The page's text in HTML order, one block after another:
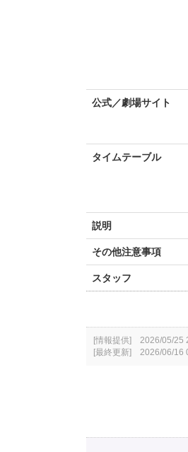
公式／劇場サイト
タイムテーブル
説明
その他注意事項
スタッフ
[情報提供] 2026/05/25
[最終更新] 2026/06/16